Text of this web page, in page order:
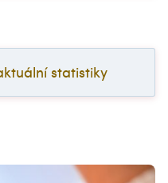
statistiky